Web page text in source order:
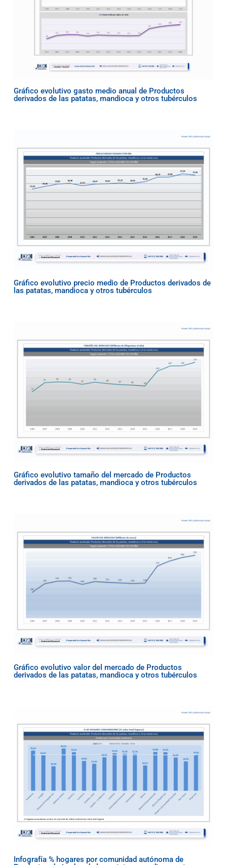
Gráfico evolutivo gasto medio anual de Productos
derivados de las patatas, mandioca y otros tubérculos
Gráfico evolutivo precio medio de Productos derivados de
las patatas, mandioca y otros tubérculos
Gráfico evolutivo tamaño del mercado de Productos
derivados de las patatas, mandioca y otros tubérculos
Gráfico evolutivo valor del mercado de Productos
derivados de las patatas, mandioca y otros tubérculos
Infografía % hogares por comunidad autónoma de